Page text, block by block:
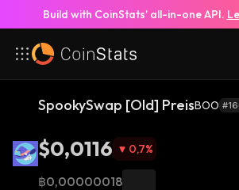
Build with CoinStats’ all-in-one API.
SpookySwap [Old] PreisBOO
$0,0116 0,7%
฿0,00000018